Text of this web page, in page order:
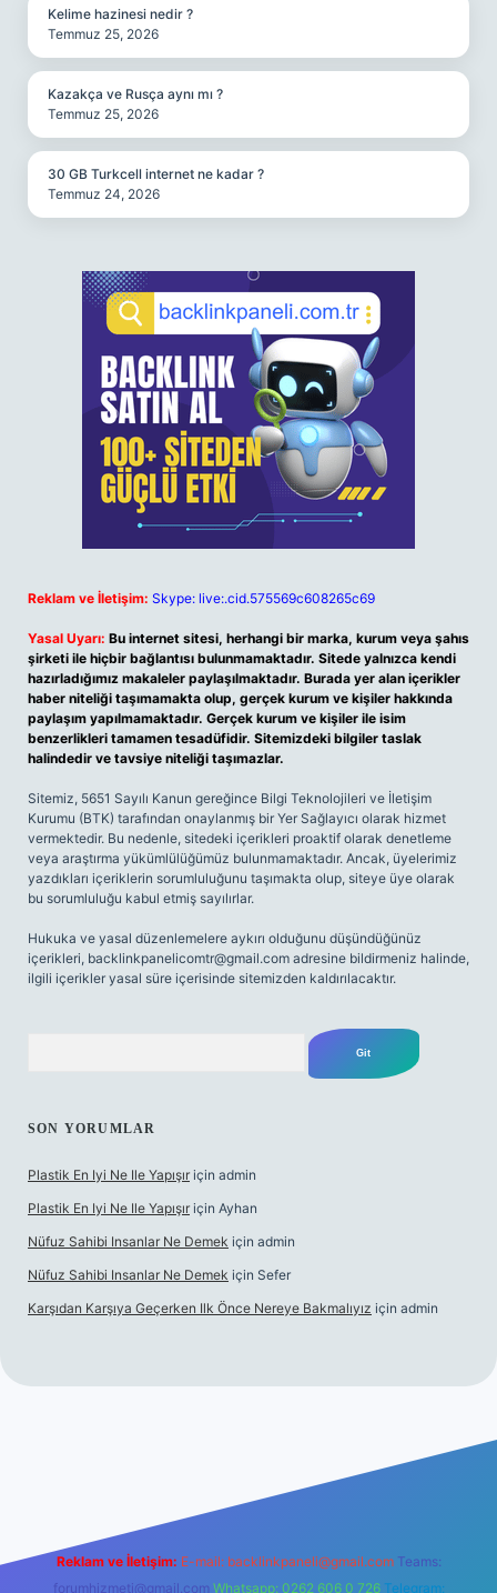
Kelime hazinesi nedir ?
Temmuz 25, 2026
Kazakça ve Rusça aynı mı ?
Temmuz 25, 2026
30 GB Turkcell internet ne kadar ?
Temmuz 24, 2026
Reklam ve İletişim: Skype: live:.cid.575569c608265c69
Yasal Uyarı: Bu internet sitesi, herhangi bir marka, kurum veya şahıs
şirketi ile hiçbir bağlantısı bulunmamaktadır. Sitede yalnızca kendi
hazırladığımız makaleler paylaşılmaktadır. Burada yer alan içerikler
haber niteliği taşımamakta olup, gerçek kurum ve kişiler hakkında
paylaşım yapılmamaktadır. Gerçek kurum ve kişiler ile isim
benzerlikleri tamamen tesadüfidir. Sitemizdeki bilgiler taslak
halindedir ve tavsiye niteliği taşımazlar.
Sitemiz, 5651 Sayılı Kanun gereğince Bilgi Teknolojileri ve İletişim
Kurumu (BTK) tarafından onaylanmış bir Yer Sağlayıcı olarak hizmet
vermektedir. Bu nedenle, sitedeki içerikleri proaktif olarak denetleme
veya araştırma yükümlülüğümüz bulunmamaktadır. Ancak, üyelerimiz
yazdıkları içeriklerin sorumluluğunu taşımakta olup, siteye üye olarak
bu sorumluluğu kabul etmiş sayılırlar.
Hukuka ve yasal düzenlemelere aykırı olduğunu düşündüğünüz
içerikleri, backlinkpanelicomtr@gmail.com adresine bildirmeniz halinde,
ilgili içerikler yasal süre içerisinde sitemizden kaldırılacaktır.
SON YORUMLAR
Plastik En Iyi Ne Ile Yapışır için admin
Plastik En Iyi Ne Ile Yapışır için Ayhan
Nüfuz Sahibi Insanlar Ne Demek için admin
Nüfuz Sahibi Insanlar Ne Demek için Sefer
Karşıdan Karşıya Geçerken Ilk Önce Nereye Bakmalıyız için admin
Reklam ve İletişim: E-mail: backlinkpaneli@gmail.com Teams:
forumhizmeti@gmail.com Whatsapp: 0262 606 0 726 Telegram: